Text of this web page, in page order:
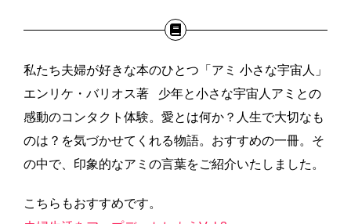
私たち夫婦が好きな本のひとつ「アミ 小さな宇宙人」
エンリケ・バリオス著 少年と小さな宇宙人アミとの
感動のコンタクト体験。愛とは何か？人生で大切なも
のは？を気づかせてくれる物語。おすすめの一冊。そ
の中で、印象的なアミの言葉をご紹介いたしました。
こちらもおすすめです。